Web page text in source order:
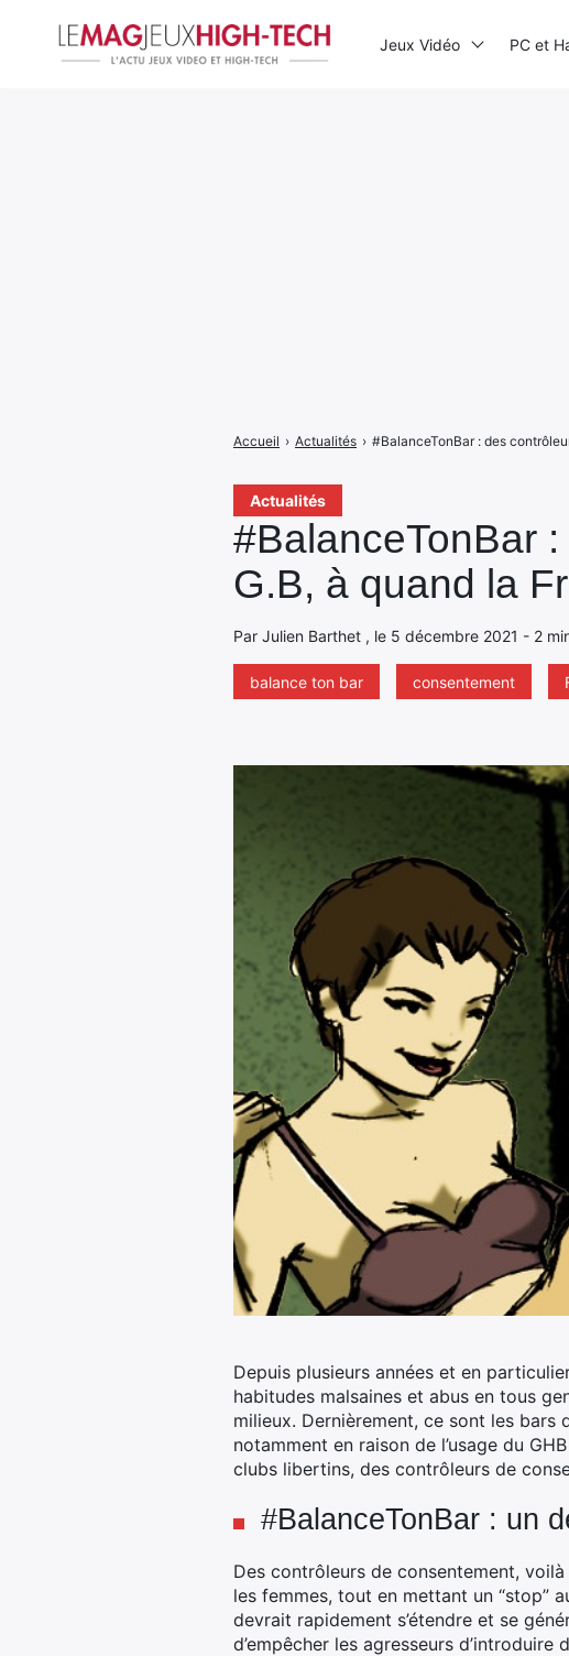
Actualités
#BalanceTonBar
G.B, à quand la
Par Julien Barthet , le 5 décembre 2021 - 2
balance ton bar consentement
Accueil › Actualités › #BalanceTonBar : des
Depuis plusieurs années et en
habitudes malsaines et abus en tous
milieux. Dernièrement, ce sont les bars
notamment en raison de l’usage du
clubs libertins, des contrôleurs de
#BalanceTonBar : un
Des contrôleurs de consentement,
les femmes, tout en mettant un “stop”
devrait rapidement s’étendre et se
d’empêcher les agresseurs
Jeux Vidéo PC et